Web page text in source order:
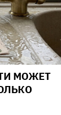
МОЖЕТ